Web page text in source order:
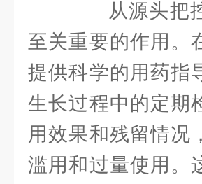
从源头把控
至关重要的作用。
提供科学的用药指
生长过程中的定期
用效果和残留情况
滥用和过量使用。